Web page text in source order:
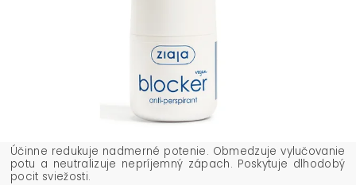
Účinne redukuje nadmerné potenie. Obmedzuje vylučovanie
potu a neutralizuje nepríjemný zápach. Poskytuje dlhodobý
pocit sviežosti.